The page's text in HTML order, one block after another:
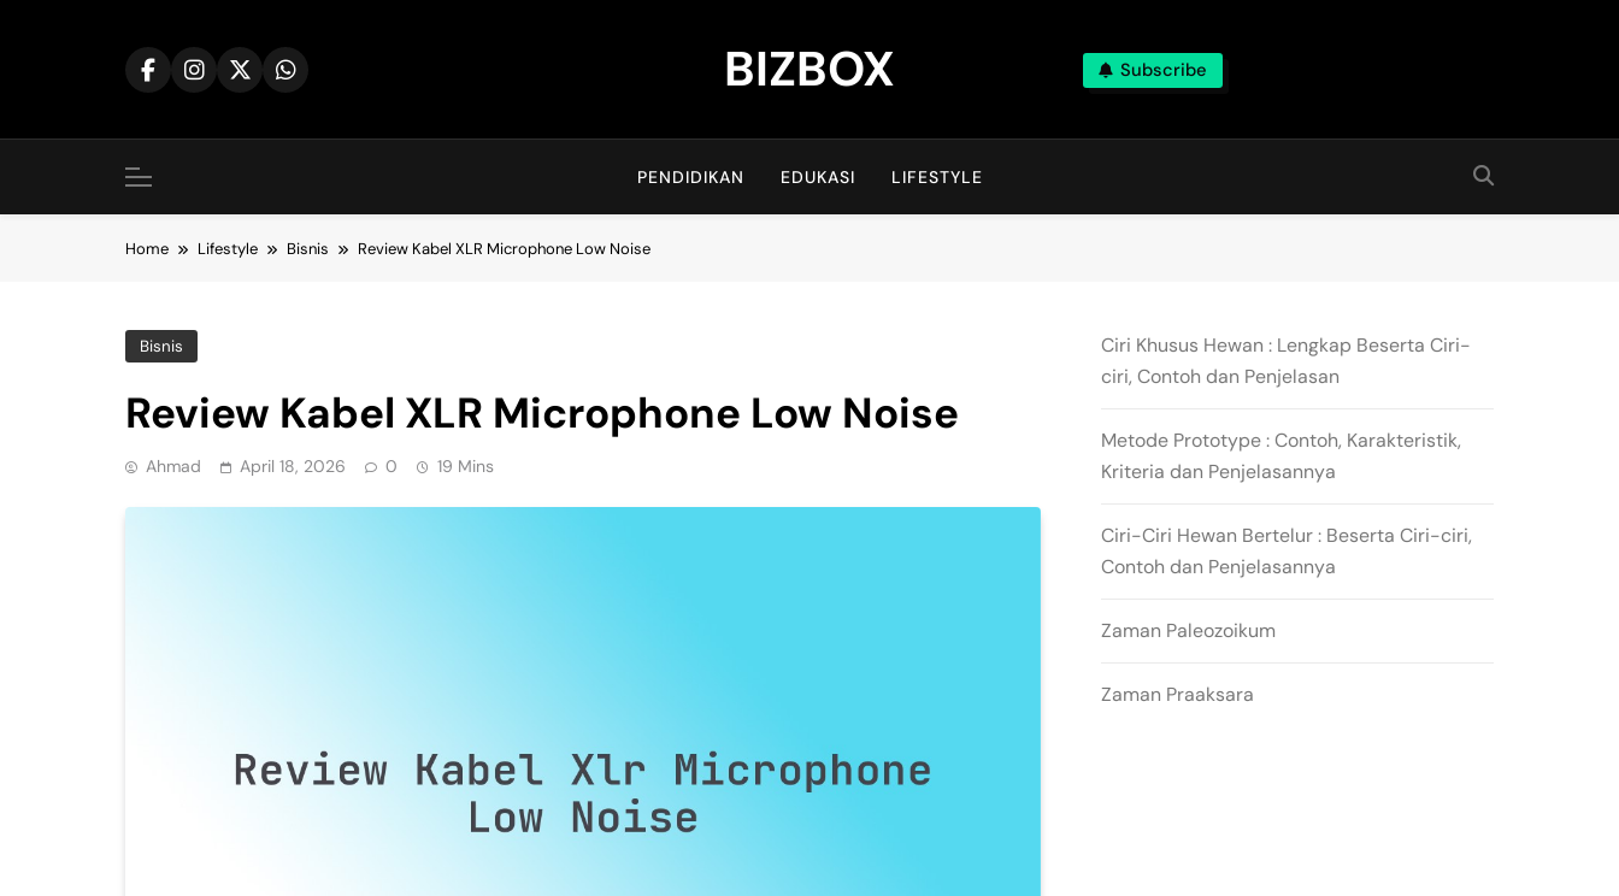
BIZBOX Subscribe
PENDIDIKAN EDUKASI LIFESTYLE
Home Lifestyle Bisnis Review Kabel XLR Microphone Low Noise
Bisnis
Review Kabel XLR Microphone Low Noise
Ahmad April 18, 2026 0 19 Mins
Ciri Khusus Hewan : Lengkap Beserta Ciri-
ciri, Contoh dan Penjelasan
Metode Prototype : Contoh, Karakteristik,
Kriteria dan Penjelasannya
Ciri-Ciri Hewan Bertelur : Beserta Ciri-ciri,
Contoh dan Penjelasannya
Zaman Paleozoikum
Zaman Praaksara